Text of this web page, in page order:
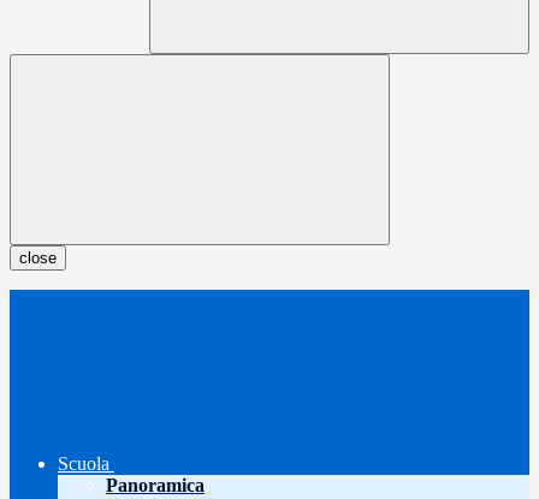
close
Scuola
Panoramica